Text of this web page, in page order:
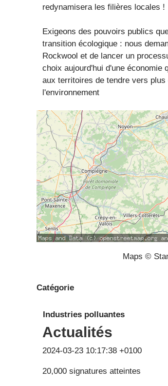
redynamisera les filières locales !
Exigeons des pouvoirs publics
transition écologique : nous
Rockwool et de lancer un
choix aujourd'hui d'une économie
aux territoires de tendre vers
l'environnement
Maps ©
Catégorie
Industries polluantes
Actualités
2024-03-23 10:17:38 +0100
20,000 signatures atteintes